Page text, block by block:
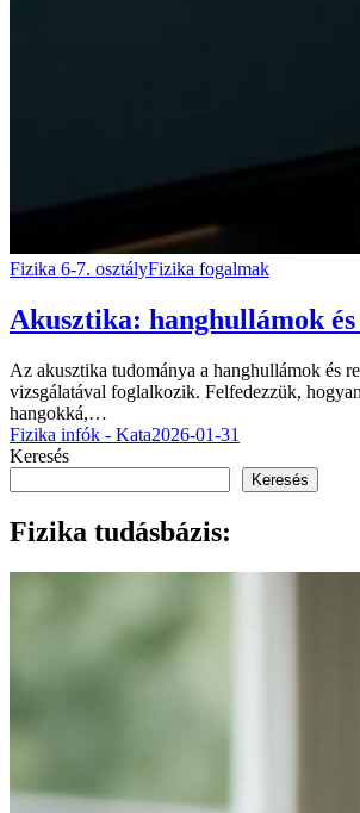
Fizika 6-7. osztályFizika fogalmak
Akusztika: hanghullámok és
Az akusztika tudománya a hanghullámok és
vizsgálatával foglalkozik. Felfedezzük,
hangokká,…
Fizika infók - Kata2026-01-31
Keresés
Keresés
Fizika tudásbázis: